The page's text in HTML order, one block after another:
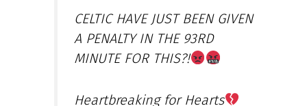
CELTIC HAVE JUST BEEN GIVEN
A PENALTY IN THE 93RD
MINUTE FOR THIS?!
Heartbreaking for Hearts